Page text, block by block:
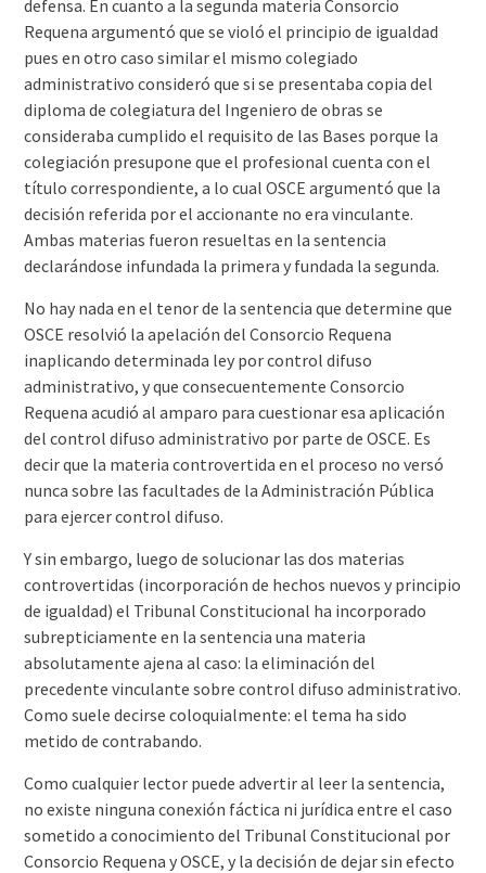
defensa. En cuanto a la segunda materia Consorcio
Requena argumentó que se violó el principio de igualdad
pues en otro caso similar el mismo colegiado
administrativo consideró que si se presentaba copia del
diploma de colegiatura del Ingeniero de obras se
consideraba cumplido el requisito de las Bases porque la
colegiación presupone que el profesional cuenta con el
título correspondiente, a lo cual OSCE argumentó que la
decisión referida por el accionante no era vinculante.
Ambas materias fueron resueltas en la sentencia
declarándose infundada la primera y fundada la segunda.
No hay nada en el tenor de la sentencia que determine que
OSCE resolvió la apelación del Consorcio Requena
inaplicando determinada ley por control difuso
administrativo, y que consecuentemente Consorcio
Requena acudió al amparo para cuestionar esa aplicación
del control difuso administrativo por parte de OSCE. Es
decir que la materia controvertida en el proceso no versó
nunca sobre las facultades de la Administración Pública
para ejercer control difuso.
Y sin embargo, luego de solucionar las dos materias
controvertidas (incorporación de hechos nuevos y principio
de igualdad) el Tribunal Constitucional ha incorporado
subrepticiamente en la sentencia una materia
absolutamente ajena al caso: la eliminación del
precedente vinculante sobre control difuso administrativo.
Como suele decirse coloquialmente: el tema ha sido
metido de contrabando.
Como cualquier lector puede advertir al leer la sentencia,
no existe ninguna conexión fáctica ni jurídica entre el caso
sometido a conocimiento del Tribunal Constitucional por
Consorcio Requena y OSCE, y la decisión de dejar sin efecto